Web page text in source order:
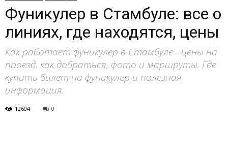
Фуникулер в Стамбуле: все о
линиях, где находятся, цены
Как работает фуникулер в Стамбуле - цены на
проезд, как добраться, фото и маршруты. Где
купить билет на фуникулер и полезная
информация.
12604 0